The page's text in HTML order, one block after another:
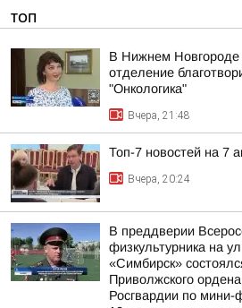
ТОП
В Нижнем Новгороде
отделение
"Онкологика"
Вчера, 21:48
Топ-7 новостей на 7
Вчера, 20:24
В преддверии
физкультурника на
«Симбирск»
Приволжского
Росгвардии по мини-